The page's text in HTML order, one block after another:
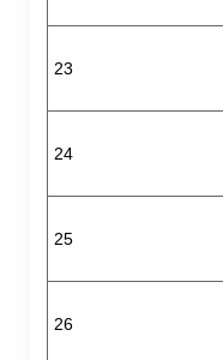
23
24
25
26